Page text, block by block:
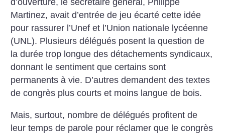
d’ouverture, le secrétaire général, Philippe
Martinez, avait d’entrée de jeu écarté cette idée
pour rassurer l’Unef et l’Union nationale lycéenne
(UNL). Plusieurs délégués posent la question de
la durée trop longue des détachements syndicaux,
donnant le sentiment que certains sont
permanents à vie. D’autres demandent des textes
de congrès plus courts et moins langue de bois.
Mais, surtout, nombre de délégués profitent de
leur temps de parole pour réclamer que le congrès